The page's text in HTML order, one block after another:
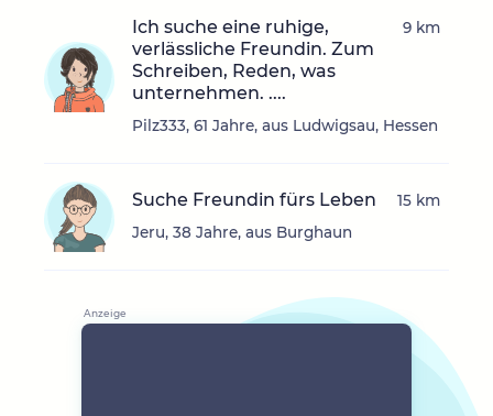
Ich suche eine ruhige,
verlässliche Freundin. Zum
Schreiben, Reden, was
unternehmen. ....
Pilz333, 61 Jahre, aus Ludwigsau, Hessen
9 km
Suche Freundin fürs Leben
Jeru, 38 Jahre, aus Burghaun
15 km